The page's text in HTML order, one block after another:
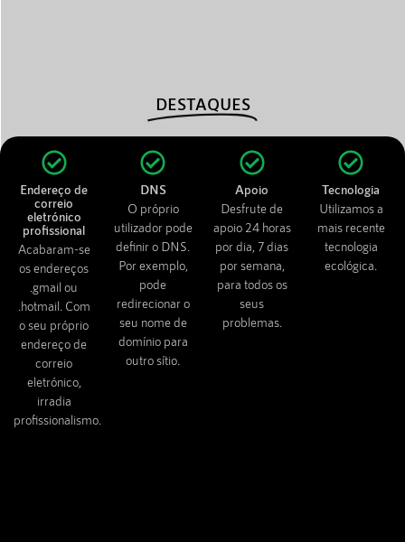
Endereço de
correio
eletrónico
profissional
Acabaram-se
os endereços
.gmail ou
.hotmail. Com
o seu próprio
endereço de
correio
eletrónico,
irradia
profissionalismo.
DNS
O próprio
utilizador pode
definir o DNS.
Por exemplo,
pode
redirecionar o
seu nome de
domínio para
outro sítio.
Apoio
Desfrute de
apoio 24 horas
por dia, 7 dias
por semana,
para todos os
seus
problemas.
Tecnologia
Utilizamos a
mais recente
tecnologia
ecológica.
DESTAQUES